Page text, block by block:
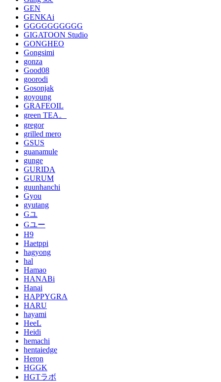
GEN
GENKAi
GGGGGGGGGG
GIGATOON Studio
GONGHEO
Gongsimi
gonza
Good08
goorodi
Gosonjak
goyoung
GRAFEOIL
green TEA。
gregor
grilled mero
GSUS
guanamule
gunge
GURIDA
GURUM
guunhanchi
Gyou
gyutang
Gユ
Gユー
H9
Haetppi
hagyong
hal
Hamao
HANABi
Hanai
HAPPYGRA
HARU
hayami
HeeL
Heidi
hemachi
hentaiedge
Heron
HGGK
HGTラボ